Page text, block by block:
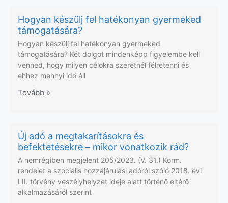
Hogyan készülj fel hatékonyan gyermeked
támogatására?
Hogyan készülj fel hatékonyan gyermeked
támogatására? Két dolgot mindenképp figyelembe kell
venned, hogy milyen célokra szeretnél félretenni és
ehhez mennyi idő áll
Tovább »
Új adó a megtakarításokra és
befektetésekre – mikor vonatkozik rád?
A nemrégiben megjelent 205/2023. (V. 31.) Korm.
rendelet a szociális hozzájárulási adóról szóló 2018. évi
LII. törvény veszélyhelyzet ideje alatt történő eltérő
alkalmazásáról szerint